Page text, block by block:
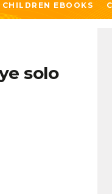
CHILDREN EBOOKS
solo